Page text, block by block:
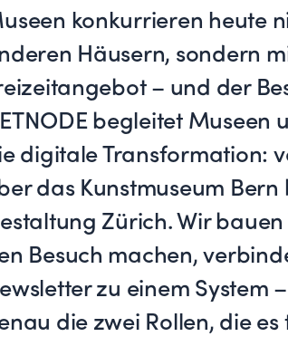
konkurrieren heute
Häusern, sondern
– und der
begleitet Museen
digitale Transformation:
das Kunstmuseum
Zürich. Wir bauen
Besuch machen,
zu einem System
die zwei Rollen, die